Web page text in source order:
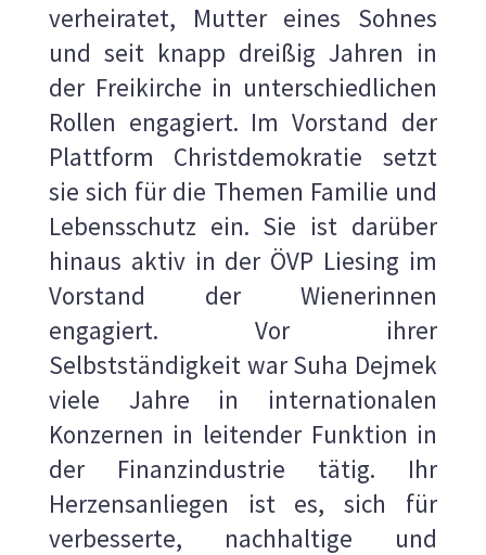
verheiratet, Mutter eines Sohnes
und seit knapp dreißig Jahren in
der Freikirche in unterschiedlichen
Rollen engagiert. Im Vorstand der
Plattform Christdemokratie setzt
sie sich für die Themen Familie und
Lebensschutz ein. Sie ist darüber
hinaus aktiv in der ÖVP Liesing im
Vorstand der Wienerinnen
engagiert. Vor ihrer
Selbstständigkeit war Suha Dejmek
viele Jahre in internationalen
Konzernen in leitender Funktion in
der Finanzindustrie tätig. Ihr
Herzensanliegen ist es, sich für
verbesserte, nachhaltige und